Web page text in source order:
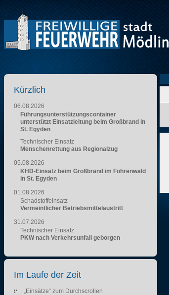
Kürzlich
06.08.2026
Führungsunterstützungscontainer
unterstützt Einsatzleitung beim Großbrand in
St. Egyden
Technischer Einsatz
Menschenrettung aus Regionalzug
05.08.2026
KHD-Einsatz beim Großbrand im Föhrenwald
in St. Egyden
01.08.2026
Schadstoffeinsatz
Vermeintlicher Betriebsmittelaustritt
31.07.2026
Technischer Einsatz
PKW nach Verkehrsunfall geborgen
Im Laufe der Zeit
„Einsätze“ zum Durchscrollen